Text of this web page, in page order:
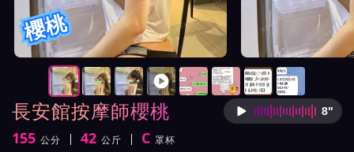
長安館按摩師櫻桃 按摩師
8"
身高
155 公分
體重 42 公斤
罩杯 C 罩杯
櫻桃
按摩師櫻桃照片展示與影片介紹及客戶評價截屏展示